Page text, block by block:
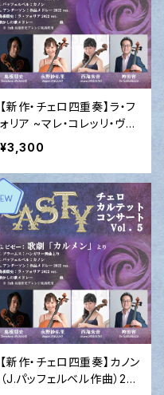
【新作・チェロ四重奏】ラ・フ
ォリア ~マレ・コレッリ・ヴィ
ヴァルディのオマージュ（島
根朋史作曲）2022 ver.
¥3,300
【新作・チェロ四重奏】カノン
（J.パッフェルベル作曲）202